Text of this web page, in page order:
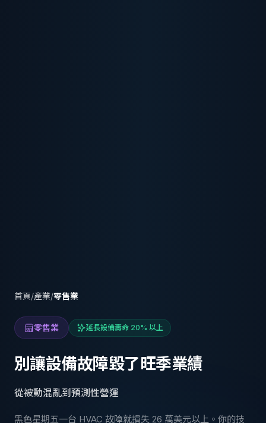
首頁/產業/零售業
零售業 延長設備壽命 20% 以上
別讓設備故障毀了旺季業績
從被動混亂到預測性營運
黑色星期五一台 HVAC 故障就損失 26 萬美元以上。你的技